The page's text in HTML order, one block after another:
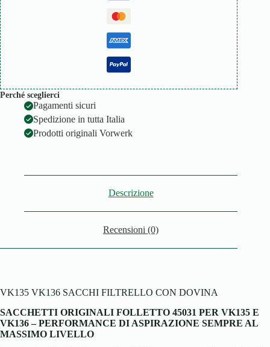
Perché sceglierci
Pagamenti sicuri
Spedizione in tutta Italia
Prodotti originali Vorwerk
Descrizione
Recensioni (0)
VK135 VK136 SACCHI FILTRELLO CON DOVINA
SACCHETTI ORIGINALI FOLLETTO 45031 PER VK135 E
VK136 – PERFORMANCE DI ASPIRAZIONE SEMPRE AL
MASSIMO LIVELLO